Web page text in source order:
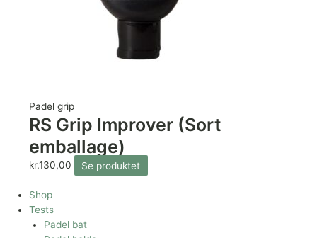
Padel grip
RS Grip Improver (Sort
emballage)
kr.130,00 Se produktet
Shop
Tests
Padel bat